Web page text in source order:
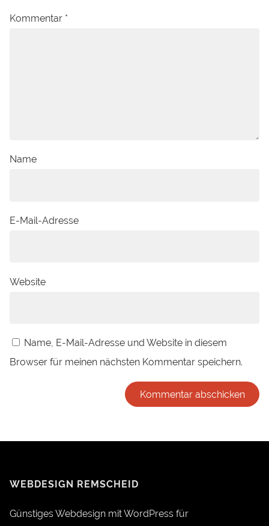
Kommentar *
Name
E-Mail-Adresse
Website
Name, E-Mail-Adresse und Website in diesem
Browser für meinen nächsten Kommentar speichern.
WEBDESIGN REMSCHEID
Günstiges Webdesign mit WordPress für